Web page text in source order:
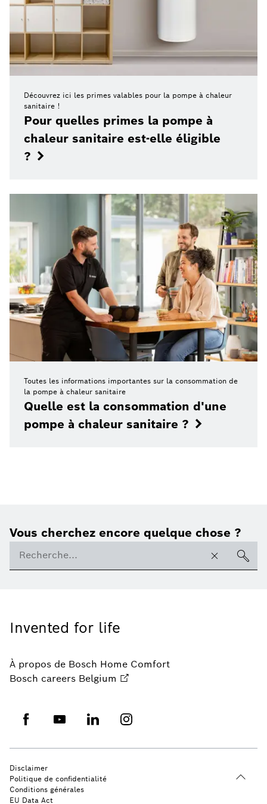
Découvrez ici les primes valables pour la pompe à chaleur
sanitaire !
Pour quelles primes la pompe à
chaleur sanitaire est-elle éligible
?
Toutes les informations importantes sur la consommation de
la pompe à chaleur sanitaire
Quelle est la consommation d'une
pompe à chaleur sanitaire ?
Vous cherchez encore quelque chose ?
Invented for life
À propos de Bosch Home Comfort
Bosch careers Belgium
Disclaimer
Politique de confidentialité
Conditions générales
EU Data Act